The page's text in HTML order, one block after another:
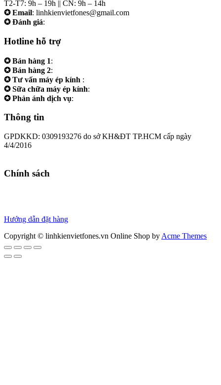
T2-T7: 9h – 19h || CN: 9h – 14h
✪ Email: linhkienvietfones@gmail.com
✪ Đánh giá:
Hotline hỗ trợ
✪ Bán hàng 1:
✪ Bán hàng 2:
✪ Tư vấn máy ép kính :
✪ Sữa chữa máy ép kính:
✪ Phản ánh dịch vụ:
Thông tin
GPDKKD: 0309193276 do sở KH&ĐT TP.HCM cấp ngày
4/4/2016
Chính sách
Hướng dẫn đặt hàng
Copyright © linhkienvietfones.vn Online Shop by Acme Themes